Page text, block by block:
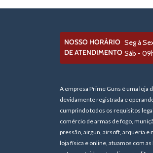
NOSSO HORÁRIO
DE ATENDIMENTO
Seg à
Sáb -
A empresa Prime Guns é uma loja
devidamente registrada e
cumprindo todos os requisitos
comércio de armas de fogo,
pressão, airgun, airsoft, arqueria e
loja física e online, atuamos com as